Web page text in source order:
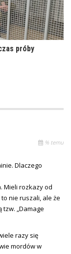
próby
% temu
Dlaczego
Mieli rozkazy od
nie ruszali, ale że
„Damage
razy się
mordów w